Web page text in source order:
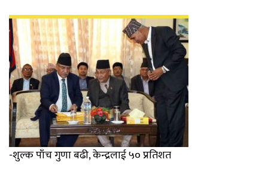
-शुल्क पाँच गुणा बढी, केन्द्रलाई ५० प्रतिशत